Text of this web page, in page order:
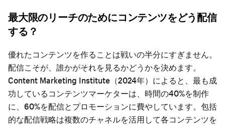
最大限のリーチのためにコンテンツをどう配信
する？
優れたコンテンツを作ることは戦いの半分にすぎません。
配信こそが、誰かがそれを見るかどうかを決めます。
Content Marketing Institute（2024年）によると、最も成
功しているコンテンツマーケターは、時間の40%を制作
に、60%を配信とプロモーションに費やしています。包括
的な配信戦略は複数のチャネルを活用して各コンテンツを